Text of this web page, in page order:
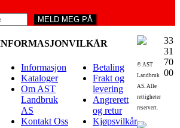
Informasjon
Kataloger
Om AST
Landbruk
AS
Kontakt Oss
VILKÅR
Betaling
Frakt og
levering
Angrerett
og retur
Kjøpsvilkår
© AST
Landbruk
AS. Alle
rettigheter
reservert.
33
31
70
00